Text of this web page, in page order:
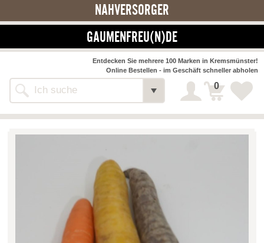
NAHVERSORGER
GAUMENFREU(N)DE
Alle Webseiten
Entdecken Sie mehrere 100 Marken in Kremsmünster!
Online Bestellen - im Geschäft schneller abholen
0
NAHVERSORGER
>> Bauernmarkt << Detail
Bäckerei-Konditorei-Café
Fleischerei Hüthmayr
Detail
Kuglbauer - Familie Bischof Detail
La Toscana Anita Wolf e.U. Detail